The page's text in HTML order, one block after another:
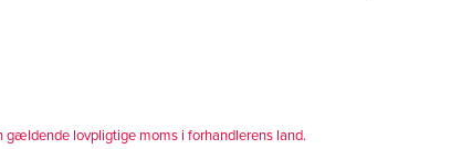
lovpligtige moms i forhandlerens land.